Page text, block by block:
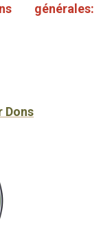
générales:
Dons